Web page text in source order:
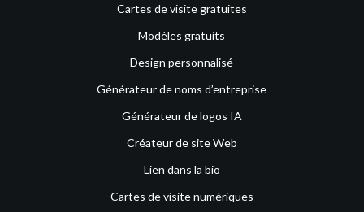
Cartes de visite gratuites
Modèles gratuits
Design personnalisé
Générateur de noms d’entreprise
Générateur de logos IA
Créateur de site Web
Lien dans la bio
Cartes de visite numériques